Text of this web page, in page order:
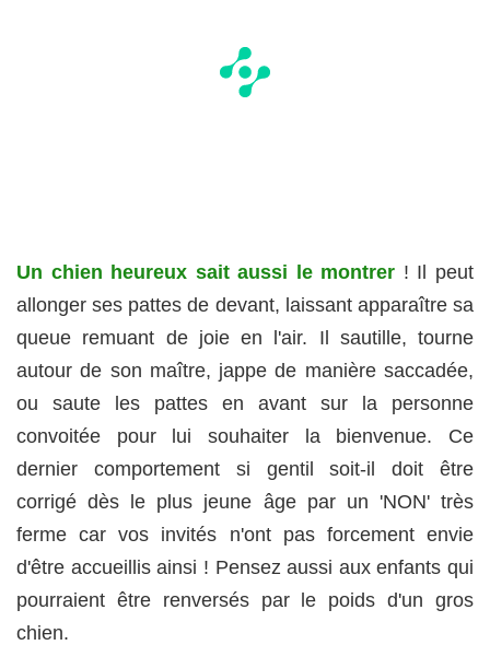
Un chien heureux sait aussi le montrer ! Il peut
allonger ses pattes de devant, laissant apparaître sa
queue remuant de joie en l'air. Il sautille, tourne
autour de son maître, jappe de manière saccadée,
ou saute les pattes en avant sur la personne
convoitée pour lui souhaiter la bienvenue. Ce
dernier comportement si gentil soit-il doit être
corrigé dès le plus jeune âge par un 'NON' très
ferme car vos invités n'ont pas forcement envie
d'être accueillis ainsi ! Pensez aussi aux enfants qui
pourraient être renversés par le poids d'un gros
chien.